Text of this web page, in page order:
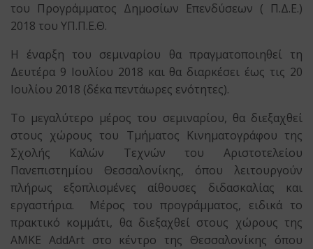
του Προγράμματος Δημοσίων Επενδύσεων ( Π.Δ.Ε.)
2018 του ΥΠ.Π.Ε.Θ.
Η έναρξη του σεμιναρίου θα πραγματοποιηθεί τη
Δευτέρα 9 Ιουλίου 2018 και θα διαρκέσει έως τις 20
Ιουλίου 2018 (δέκα πεντάωρες ενότητες).
Το μεγαλύτερο μέρος του σεμιναρίου, θα διεξαχθεί
στους χώρους του Τμήματος Κινηματογράφου της
Σχολής Καλών Τεχνών του Αριστοτελείου
Πανεπιστημίου Θεσσαλονίκης, όπου λειτουργούν
πλήρως εξοπλισμένες αίθουσες διδασκαλίας και
εργαστήρια. Μέρος του προγράμματος, ειδικά το
πρακτικό κομμάτι, θα διεξαχθεί στους χώρους της
ΑΜΚΕ AddArt στο κέντρο της Θεσσαλονίκης όπου